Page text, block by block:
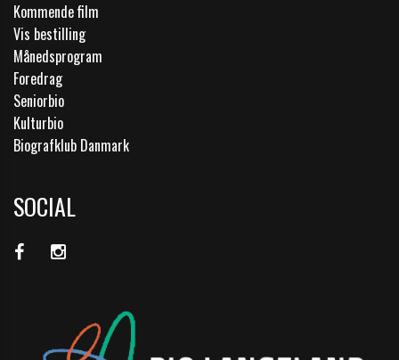
Kommende film
Vis bestilling
Månedsprogram
Foredrag
Seniorbio
Kulturbio
Biografklub Danmark
SOCIAL